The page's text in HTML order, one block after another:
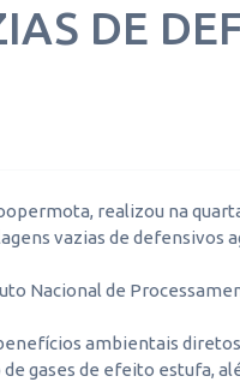
DE
realizou na
vazias de defensivos
Nacional de
ambientais diretos
gases de efeito estufa,